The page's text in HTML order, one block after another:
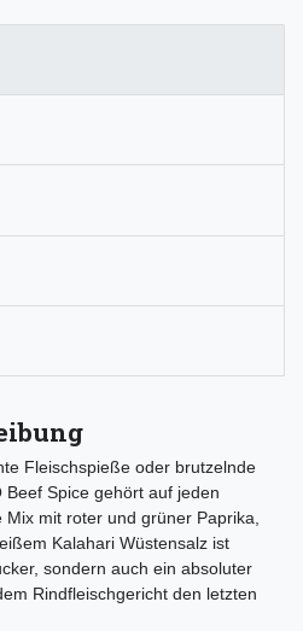
Fleischspieße oder brutzelnde
Beef Spice gehört auf jeden
mit roter und grüner Paprika,
Kalahari Wüstensalz ist
sondern auch ein absoluter
Rindfleischgericht den letzten